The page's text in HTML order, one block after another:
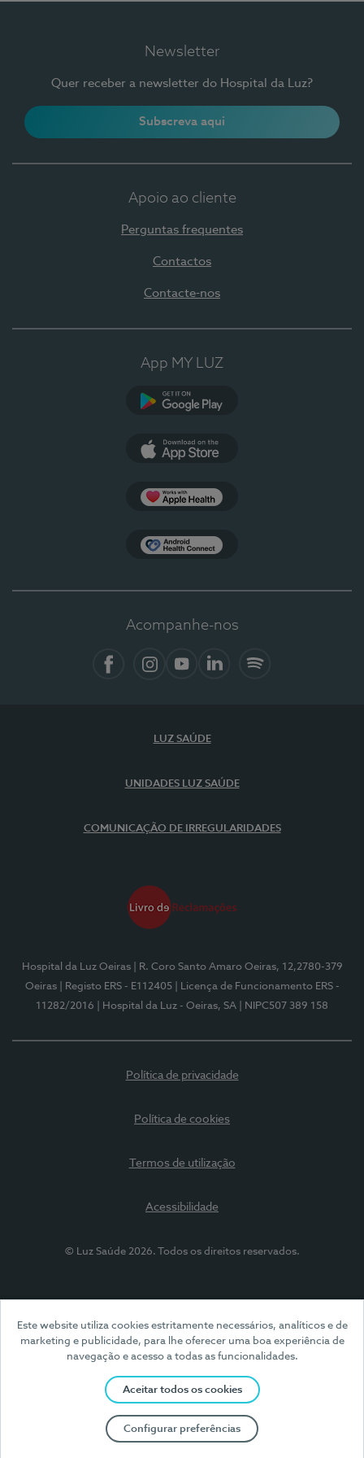
Este website utiliza cookies estritamente necessários, analíticos e de
marketing e publicidade, para lhe oferecer uma boa experiência de
navegação e acesso a todas as funcionalidades.
Aceitar todos os cookies
Configurar preferências
Newsletter
Quer receber a newsletter do Hospital da Luz?
Subscreva aqui
Apoio ao cliente
Perguntas frequentes
Contactos
Contacte-nos
App MY LUZ
Acompanhe-nos
LUZ SAÚDE
UNIDADES LUZ SAÚDE
COMUNICAÇÃO DE IRREGULARIDADES
Hospital da Luz Oeiras
| R. Coro Santo Amaro Oeiras, 12,2780-379
Oeiras
| Registo ERS - E112405
| Licença de Funcionamento ERS -
11282/2016
| Hospital da Luz - Oeiras, SA | NIPC507 389 158
Política de privacidade
Política de cookies
Termos de utilização
Acessibilidade
© Luz Saúde 2026. Todos os direitos reservados.